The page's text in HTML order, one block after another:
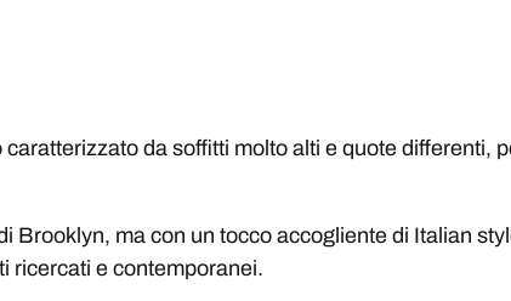
da soffitti molto alti e quote differenti,
Brooklyn, ma con un tocco accogliente di Italian
ricercati e contemporanei.